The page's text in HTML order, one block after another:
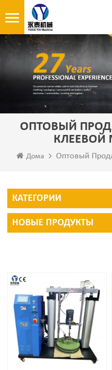
ОПТОВЫЙ
Дома
КАТЕГОРИИ
НОВЫЕ ПРОДУКТЫ